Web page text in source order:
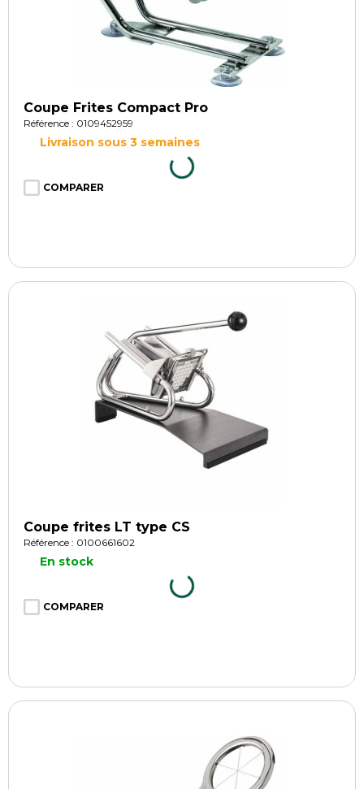
Coupe Frites Compact Pro
Référence : 0109452959
Livraison sous 3 semaines
COMPARER
Coupe frites LT type CS
Référence : 0100661602
En stock
COMPARER